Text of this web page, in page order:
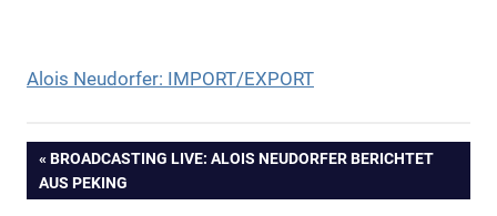
Alois Neudorfer: IMPORT/EXPORT
Beitragsnavigation
VORHERIGER
BEITRAG:
BROADCASTING LIVE: ALOIS NEUDORFER BERICHTET
AUS PEKING